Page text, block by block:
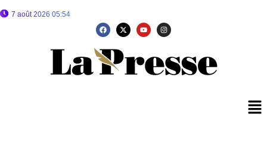
7 août 2026 05:54